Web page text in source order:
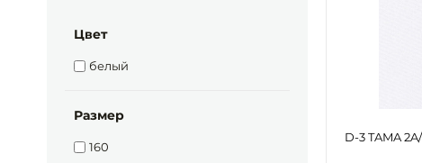
Цвет
белый
Размер
160
D-3 TAMA